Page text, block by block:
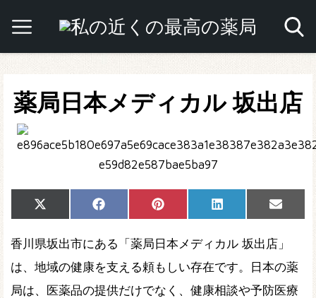
薬局日本メディカル 坂出店
Share
on
X
(Twitter)
Share
on
Facebook Share
on
Pinterest Share
on
LinkedIn
Share
on
Email
香川県坂出市にある「薬局日本メディカル 坂出店」
は、地域の健康を支える頼もしい存在です。日本の薬
局は、医薬品の提供だけでなく、健康相談や予防医療